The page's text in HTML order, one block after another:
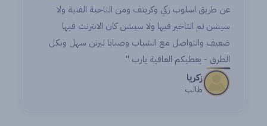
عن طريق اسلوب زكي وكريتف ومن الناحية الفنية ولا
سيشن تم التاخير فيها ولا سيشن كان الانترنت فيها
ضعيف والتواصل مع الشباب وصبايا ليرنن سهل وبكل
الطرق - يعطيكم العافية يارب "
زكريا
طالب